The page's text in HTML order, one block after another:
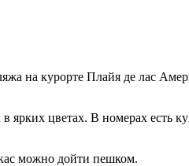
на курорте Плайя де лас
ярких цветах. В номерах есть
можно дойти пешком.